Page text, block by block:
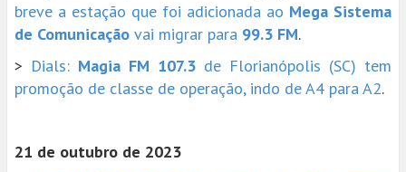
breve a estação que foi adicionada ao Mega Sistema
de Comunicação vai migrar para 99.3 FM.
> Dials: Magia FM 107.3 de Florianópolis (SC) tem
promoção de classe de operação, indo de A4 para A2.
21 de outubro de 2023